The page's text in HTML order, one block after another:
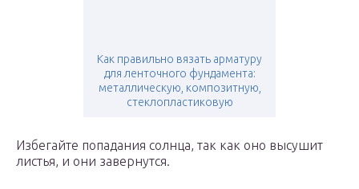
Как правильно вязать арматуру
для ленточного фундамента:
металлическую, композитную,
стеклопластиковую
Избегайте попадания солнца, так как оно высушит
листья, и они завернутся.